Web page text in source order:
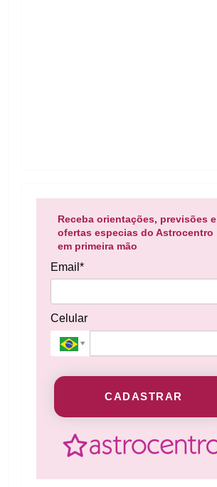
Receba orientações, previsões e
ofertas especias do Astrocentro
em primeira mão
Email*
Celular
CADASTRAR